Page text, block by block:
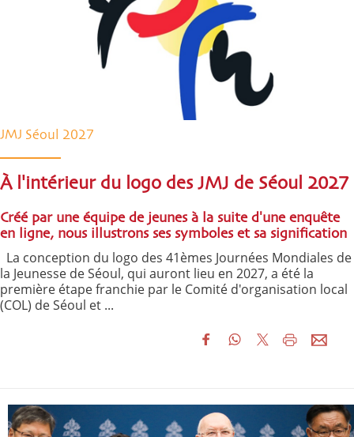
JMJ Séoul 2027
À l'intérieur du logo des JMJ de Séoul 2027
Créé par une équipe de jeunes à la suite d'une enquête
en ligne, nous illustrons ses symboles et sa signification
La conception du logo des 41èmes Journées Mondiales de
la Jeunesse de Séoul, qui auront lieu en 2027, a été la
première étape franchie par le Comité d'organisation local
(COL) de Séoul et ...